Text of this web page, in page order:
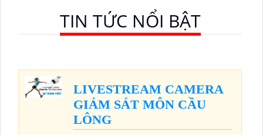
TIN TỨC NỔI BẬT
LIVESTREAM CAMERA
GIÁM SÁT MÔN CẦU
LÔNG